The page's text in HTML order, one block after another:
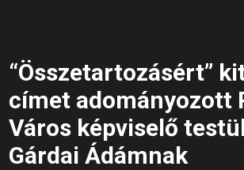
“Összetartozásért”
címet adományozott
Város képviselő
Gárdai Ádámnak